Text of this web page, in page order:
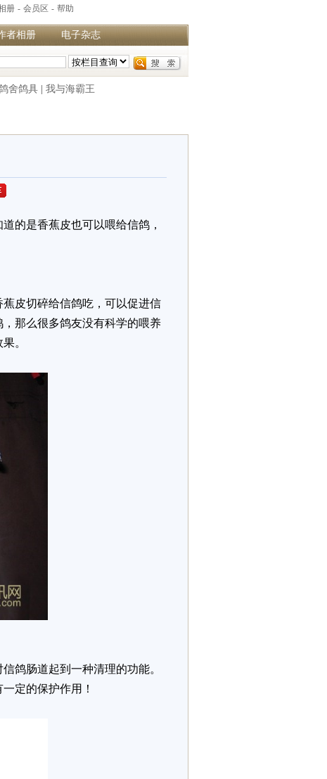
册 - 会员区 - 帮助
者相册 电子杂志
舍鸽具 我与海霸王
的是香蕉皮也可以喂给信鸽，
皮切碎给信鸽吃，可以促进信
那么很多鸽友没有科学的喂养
。
鸽肠道起到一种清理的功能。
定的保护作用！